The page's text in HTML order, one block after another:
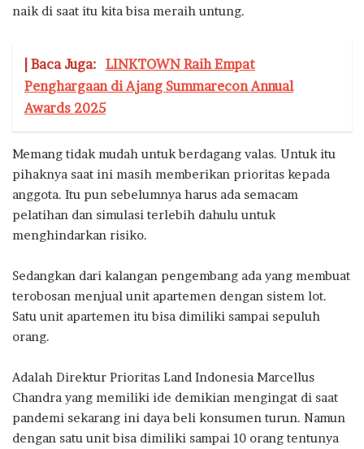
naik di saat itu kita bisa meraih untung.
| Baca Juga: LINKTOWN Raih Empat
Penghargaan di Ajang Summarecon Annual
Awards 2025
Memang tidak mudah untuk berdagang valas. Untuk itu
pihaknya saat ini masih memberikan prioritas kepada
anggota. Itu pun sebelumnya harus ada semacam
pelatihan dan simulasi terlebih dahulu untuk
menghindarkan risiko.
Sedangkan dari kalangan pengembang ada yang membuat
terobosan menjual unit apartemen dengan sistem lot.
Satu unit apartemen itu bisa dimiliki sampai sepuluh
orang.
Adalah Direktur Prioritas Land Indonesia Marcellus
Chandra yang memiliki ide demikian mengingat di saat
pandemi sekarang ini daya beli konsumen turun. Namun
dengan satu unit bisa dimiliki sampai 10 orang tentunya